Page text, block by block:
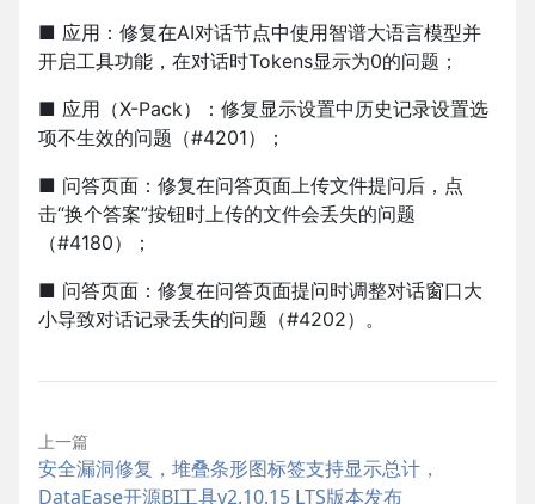
■ 应用：修复在AI对话节点中使用智谱大语言模型并
开启工具功能，在对话时Tokens显示为0的问题；
■ 应用（X-Pack）：修复显示设置中历史记录设置选
项不生效的问题（#4201）；
■ 问答页面：修复在问答页面上传文件提问后，点
击“换个答案”按钮时上传的文件会丢失的问题
（#4180）；
■ 问答页面：修复在问答页面提问时调整对话窗口大
小导致对话记录丢失的问题（#4202）。
上一篇
安全漏洞修复，堆叠条形图标签支持显示总计，
DataEase开源BI工具v2.10.15 LTS版本发布